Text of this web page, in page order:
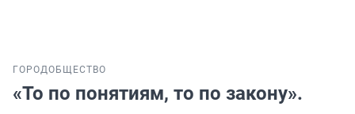
ГОРОДОБЩЕСТВО
«То по понятиям, то по закону».